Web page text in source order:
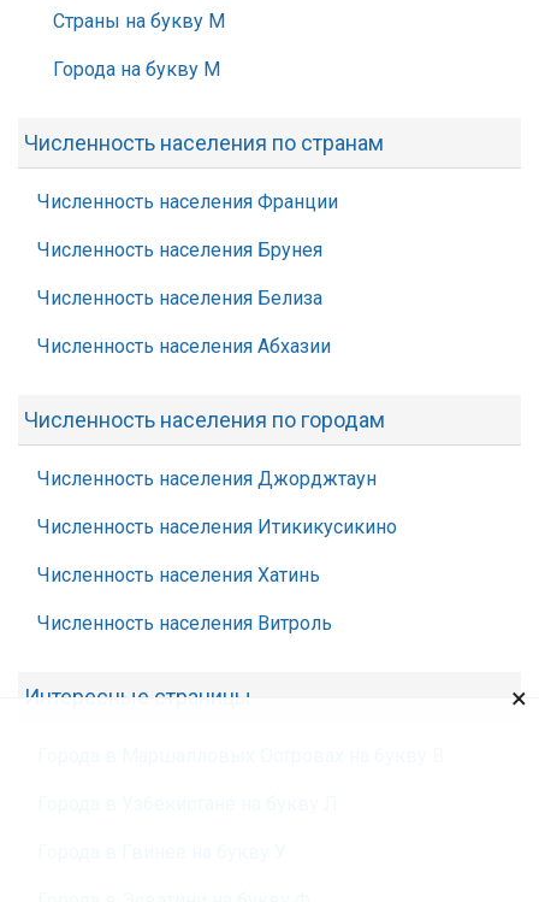
Страны на букву М
Города на букву М
Численность населения по странам
Численность населения Франции
Численность населения Брунея
Численность населения Белиза
Численность населения Абхазии
Численность населения по городам
Численность населения Джорджтаун
Численность населения Итикикусикино
Численность населения Хатинь
Численность населения Витроль
Интересные страницы ×